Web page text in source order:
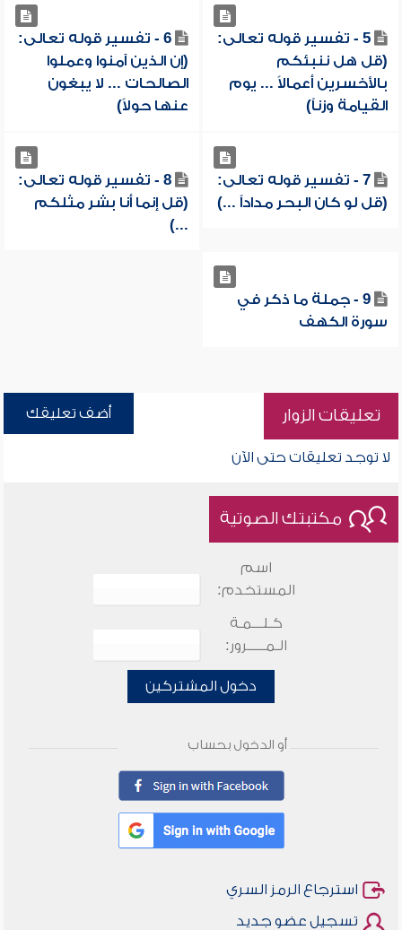
5 - تفسير قوله تعالى:
(قل هل ننبئكم
بالأخسرين أعمالاً ... يوم
القيامة وزناً)
6 - تفسير قوله تعالى:
(إن الذين آمنوا وعملوا
الصالحات ... لا يبغون
عنها حولاً)
7 - تفسير قوله تعالى:
(قل لو كان البحر مداداً ...)
8 - تفسير قوله تعالى:
(قل إنما أنا بشر مثلكم
...)
9 - جملة ما ذكر في
سورة الكهف
تعليقات الزوار أضف تعليقك
لا توجد تعليقات حتى الآن
مكتبتك الصوتية
اسم
المستخدم:
كـلـــمـة
الـمـــــرور:
دخول المشتركين
أو الدخول بحساب
استرجاع الرمز السري
تسجيل عضو جديد